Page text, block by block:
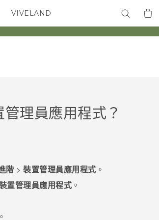
VIVELAND
理員應用程式？
階 >裝置管理員應用程式 。
置管理員應用程式 。